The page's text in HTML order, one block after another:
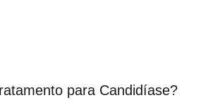
para Candidíase?